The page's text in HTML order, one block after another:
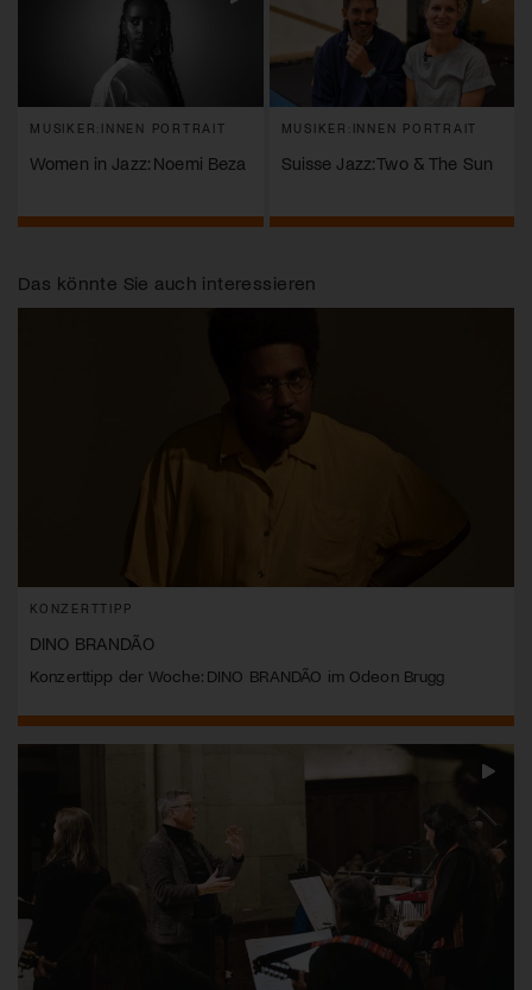
MUSIKER:INNEN PORTRAIT
Women in Jazz: Noemi Beza
MUSIKER:INNEN PORTRAIT
Suisse Jazz: Two & The Sun
Das könnte Sie auch interessieren
KONZERTTIPP
DINO BRANDÃO
Konzerttipp der Woche: DINO BRANDÃO im Odeon Brugg